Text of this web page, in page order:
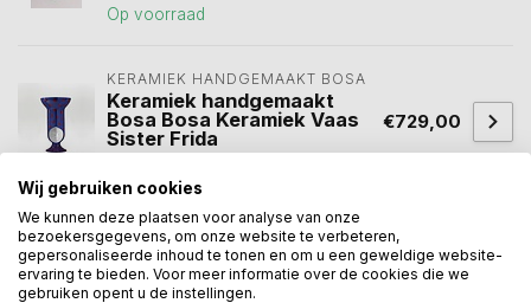
Op voorraad
KERAMIEK HANDGEMAAKT BOSA
Keramiek handgemaakt
Bosa Bosa Keramiek Vaas
Sister Frida
€729,00
bosa(12) hopebird(4) keramiek(20) vogel(4)
Wij gebruiken cookies
We kunnen deze plaatsen voor analyse van onze
bezoekersgegevens, om onze website te verbeteren,
gepersonaliseerde inhoud te tonen en om u een geweldige website-
ervaring te bieden. Voor meer informatie over de cookies die we
gebruiken opent u de instellingen.